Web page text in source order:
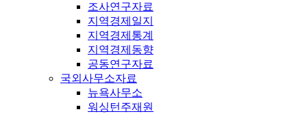
조사연구자료
지역경제일지
지역경제통계
지역경제동향
공동연구자료
국외사무소자료
뉴욕사무소
워싱턴주재원